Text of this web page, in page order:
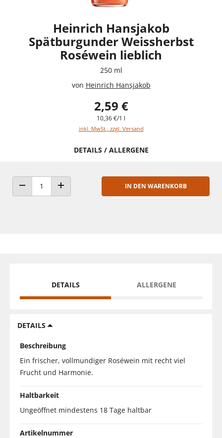
Heinrich Hansjakob
Spätburgunder Weissherbst
Roséwein lieblich
250 ml
von Heinrich Hansjakob
2,59 €
10,36 €/1 l
inkl. MwSt., zzgl. Versand
DETAILS / ALLERGENE
ANZAHL VERRINGERNANZAHL ERHÖHEN
IN DEN WARENKORB
DETAILS ALLERGENE
DETAILS
Beschreibung
Ein frischer, vollmundiger Roséwein mit recht viel
Frucht und Harmonie.
Haltbarkeit
Ungeöffnet mindestens 18 Tage haltbar
Artikelnummer